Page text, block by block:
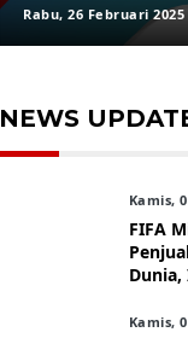
Rabu, 26 Februari
NEWS
Kamis,
FIFA
Kamis,